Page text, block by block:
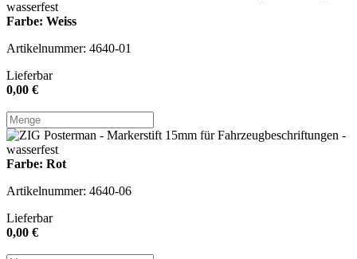
Farbe: Weiss
Artikelnummer: 4640-01
Lieferbar
0,00 €
Farbe: Rot
Artikelnummer: 4640-06
Lieferbar
0,00 €